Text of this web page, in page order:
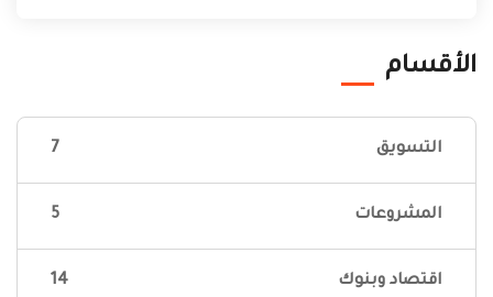
الأقسام
التسويق 7
المشروعات 5
اقتصاد وبنوك 14